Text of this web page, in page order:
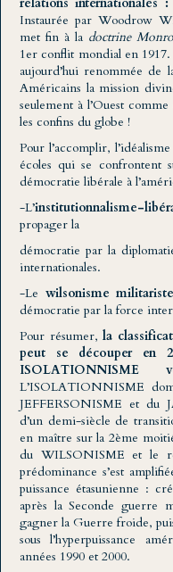
Instaurée par Woodrow
met fin à la doctrine
1er conflit mondial en
aujourd’hui renommée de
Américains la mission
seulement à l’Ouest
les confins du globe !
Pour l’accomplir,
écoles qui se confrontent
démocratie libérale à
-L’institutionnalisme-
propager la
démocratie par la
internationales.
-Le wilsonisme militariste
démocratie par la force
Pour résumer, la
peut se découper en
ISOLATIONNISME
L’ISOLATIONNISME
JEFFERSONISME et du
d’un demi-siècle de
en maître sur la 2ème
du WILSONISME et le
prédominance s’est
puissance étasunienne :
après la Seconde guerre
gagner la Guerre froide,
sous l’hyperpuissance
années 1990 et 2000.